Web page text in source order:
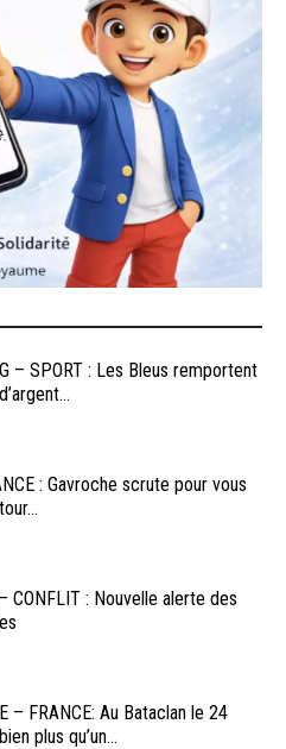
– SPORT : Les Bleus remportent
: Gavroche scrute pour vous
CONFLIT : Nouvelle alerte des
– FRANCE: Au Bataclan le 24
plus qu’un...